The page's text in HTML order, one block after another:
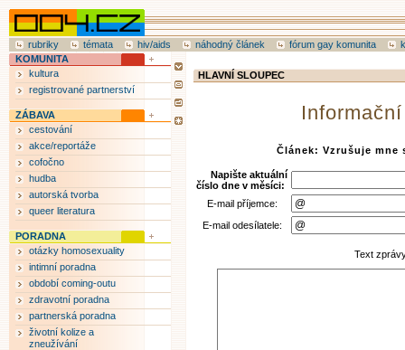
rubriky témata hiv/aids náhodný článek fórum gay komunita
HLAVNÍ SLOUPEC
Článek: Vzrušuje mne
Napište aktuální
číslo dne v měsíci:
E-mail příjemce:
E-mail odesílatele:
Text
KOMUNITA
kultura
registrované partnerství
ZÁBAVA
cestování
akce/reportáže
cofočno
hudba
autorská tvorba
queer literatura
PORADNA
otázky homosexuality
intimní poradna
období coming-outu
zdravotní poradna
partnerská poradna
životní kolize a
zneužívání